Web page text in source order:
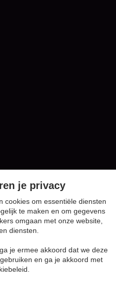
policy
je privacy
cookies om essentiële diensten
te maken en om gegevens
omgaan met onze website,
diensten.
je ermee akkoord dat we deze
en ga je akkoord met